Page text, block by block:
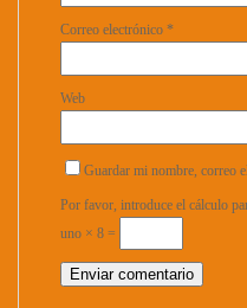
Correo electrónico *
Web
Guardar mi nombre, correo
Por favor, introduce el cálculo
uno × 8 =